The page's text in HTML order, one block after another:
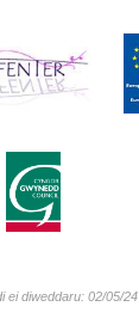
ei diweddaru: 02/05/24